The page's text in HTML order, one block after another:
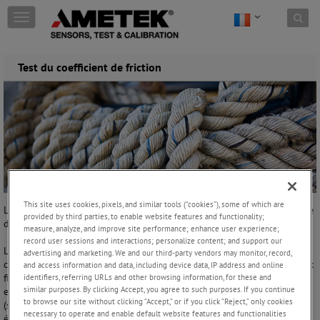
Skip to content
T
o
l
e
n
a
v
i
g
a
o
n
Test du coefficient de friction
Le coefficient de friction (COF) est égal à la valeur maximale de la force
de friction divisée par la force normale.
Les tests de coefficient de friction sont utilisés pour déterminer les
caractéristiques de friction de nombreux matériaux: des lubrifiants aux
films, en passant par les articles domestiques (tuiles en céramique). Il
est généralement défini comme la facilité avec laquelle deux surfaces
(souvent de matériaux différents) glissent l'une contre l'autre. Il est
This site uses cookies, pixels, and similar tools (“cookies”), some of which are
provided by third parties, to enable website features and functionality;
measure, analyze, and improve site performance; enhance user experience;
record user sessions and interactions; personalize content; and support our
advertising and marketing. We and our third-party vendors may monitor, record,
and access information and data, including device data, IP address and online
identifiers, referring URLs and other browsing information, for these and
similar purposes. By clicking Accept, you agree to such purposes. If you continue
to browse our site without clicking “Accept,” or if you click “Reject,” only cookies
necessary to operate and enable default website features and functionalities